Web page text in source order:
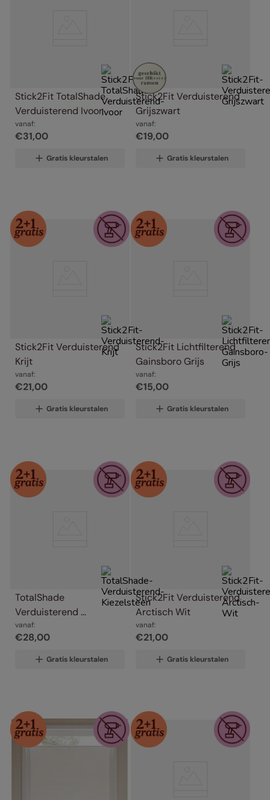
Stick2Fit TotalShade
Verduisterend Ivoor
vanaf:
€31,00
Gratis kleurstalen
Stick2Fit Verduisterend
Grijszwart
vanaf:
€19,00
Gratis kleurstalen
Stick2Fit Verduisterend
Krijt
vanaf:
€21,00
Gratis kleurstalen
Stick2Fit Lichtfilterend
Gainsboro Grijs
vanaf:
€15,00
Gratis kleurstalen
TotalShade
Verduisterend
Kiezelsteen
vanaf:
€28,00
Gratis kleurstalen
Stick2Fit Verduisterend
Arctisch Wit
vanaf:
€21,00
Gratis kleurstalen